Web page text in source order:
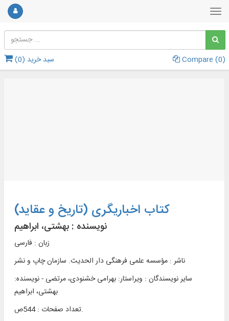
سبد خرید (0
) Compare (0)
کتاب اخباریگری (تاریخ و عقاید)
نویسنده : بهشتی، ابراهیم
زبان : فارسی
ناشر : مؤسسه علمی فرهنگی دار الحديث. سازمان چاپ و نشر
سایر نویسندگان : ويراستار: بهرامی خشنودی، مرتضی - نویسنده:
بهشتی، ابراهیم
تعداد صفحات : 544ص.